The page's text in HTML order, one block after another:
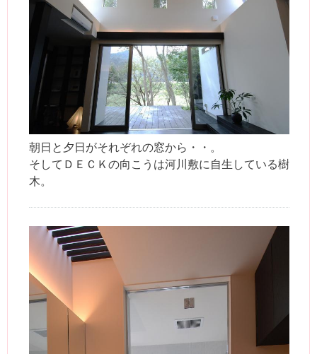
朝日と夕日がそれぞれの窓から・・。
そしてＤＥＣＫの向こうは河川敷に自生している樹
木。